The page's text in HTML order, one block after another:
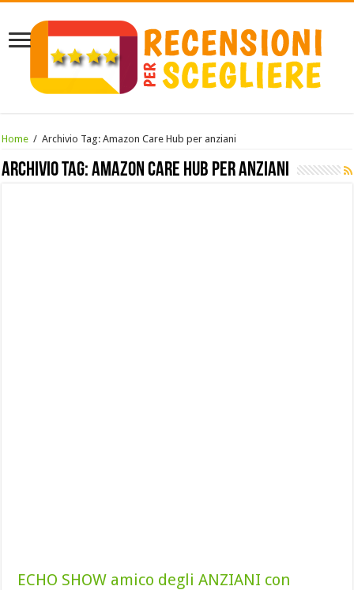
Home / Archivio Tag:Amazon Care Hub per anziani
Archivio Tag:Amazon Care Hub per anziani
ECHO SHOW amico degli ANZIANI con